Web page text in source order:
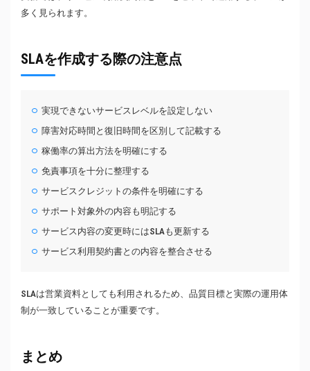
多く見られます。
SLAを作成する際の注意点
実現できないサービスレベルを設定しない
障害対応時間と復旧時間を区別して記載する
稼働率の算出方法を明確にする
免責事項を十分に整理する
サービスクレジットの条件を明確にする
サポート対象外の内容も明記する
サービス内容の変更時にはSLAも更新する
サービス利用契約書との内容を整合させる
SLAは営業資料としても利用されるため、品質目標と実際の運用体
制が一致していることが重要です。
まとめ